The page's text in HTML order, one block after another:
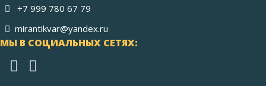
+7 999 780 67 79
mirantikvar@yandex.ru
МЫ В СОЦИАЛЬНЫХ СЕТЯХ: